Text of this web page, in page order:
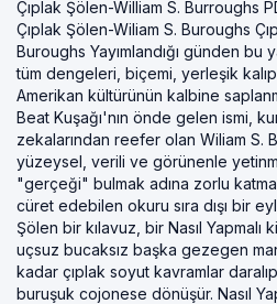
Çıplak Şölen-William S. Burroughs
Çıplak Şölen-Wiliam S. Buroughs
Buroughs Yayımlandığı günden bu
tüm dengeleri, biçemi, yerleşik kalıp
Amerikan kültürünün kalbine
Beat Kuşağı'nın önde gelen ismi,
zekalarından reefer olan Wiliam S.
yüzeysel, verili ve görünenle
"gerçeği" bulmak adına zorlu
cüret edebilen okuru sıra dışı bir
Şölen bir kılavuz, bir Nasıl Yapmalı
uçsuz bucaksız başka gezegen
kadar çıplak soyut kavramlar
buruşuk cojonese dönüşür. Nasıl